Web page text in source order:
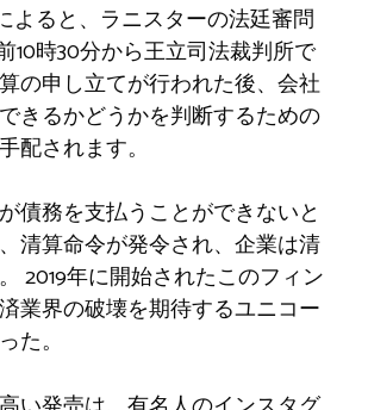
よると、ラニスターの法廷審問
10時30分から王立司法裁判所で
の申し立てが行われた後、会社
きるかどうかを判断するための
配されます。
債務を支払うことができないと
清算命令が発令され、企業は清
2019年に開始されたこのフィン
業界の破壊を期待するユニコー
た。